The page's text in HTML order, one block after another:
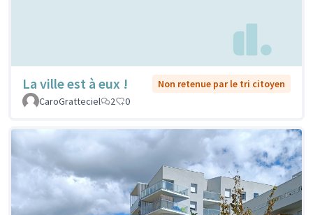
La ville est à eux !
Non retenue par le tri citoyen
CaroGratteciel
2 0